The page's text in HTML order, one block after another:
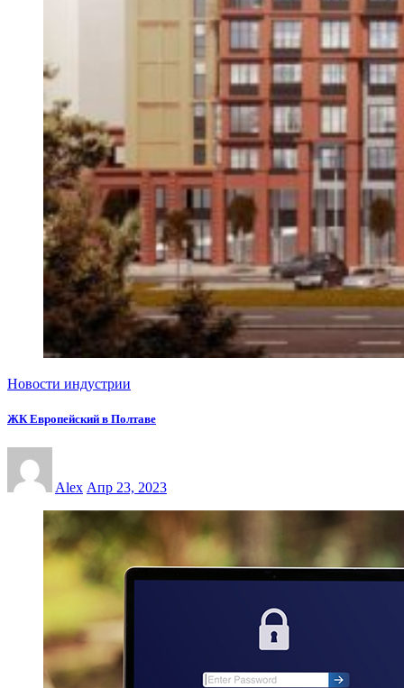
Новости индустрии
ЖК Европейский в Полтаве
Alex Апр 23, 2023